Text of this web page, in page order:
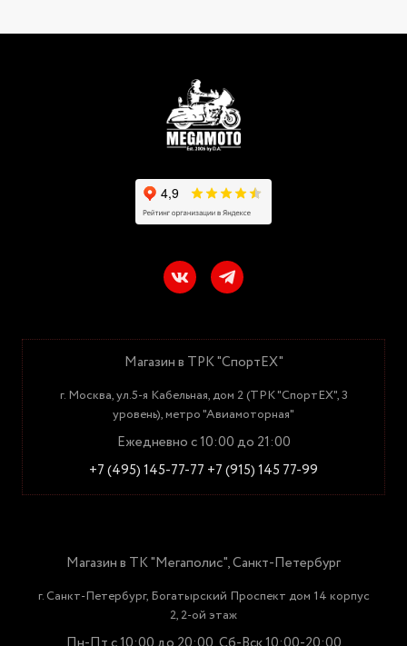
Магазин в ТРК "СпортЕХ"
г. Москва, ул.5-я Кабельная, дом 2 (ТРК "СпортЕХ", 3
уровень), метро "Авиамоторная"
Ежедневно с 10:00 до 21:00
+7 (495) 145-77-77 +7 (915) 145 77-99
Магазин в ТК "Мегаполис", Санкт-Петербург
г. Санкт-Петербург, Богатырский Проспект дом 14 корпус
2, 2-ой этаж